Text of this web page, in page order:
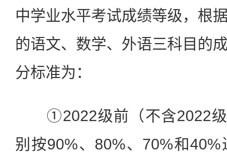
中学业水平考试成绩等级，根
的语文、数学、外语三科目的
分标准为：
①2022级前（不含2022级
别按90%、80%、70%和